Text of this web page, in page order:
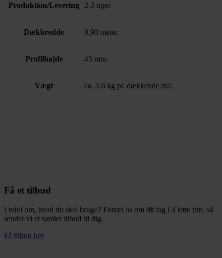
Produktion/Levering 2-3 uger
Dækbredde 0,90 meter.
Profilhøjde 45 mm.
Vægt ca. 4,6 kg pr. dækkende m2.
Få et tilbud
I tvivl om, hvad du skal bruge? Fortæl os om dit tag i 4 lette trin, så
sender vi et samlet tilbud til dig.
Få tilbud her